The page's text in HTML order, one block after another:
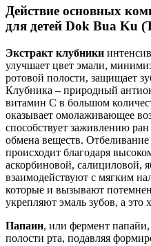
Действие основных
для детей Dok Bua Ku
Экстракт клубники
улучшает цвет эмали,
ротовой полости, защищает
Клубника – природный
витамин С в большом
оказывает омолаживающее
способствует заживлению
обмена веществ.
происходит благодаря
аскорбиновой, салициловой,
взаимодействуют с мягким
которые и вызывают
укрепляют эмаль зубов, а это
Папаин, или фермент папайи,
полости рта, подавляя